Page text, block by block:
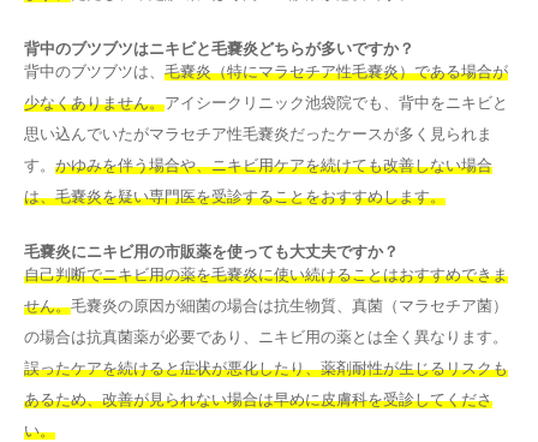
背中のブツブツはニキビと毛嚢炎どちらが多いですか？
背中のブツブツは、 毛嚢炎（特にマラセチア性毛嚢炎）である場合が
少なくありません。アイシークリニック池袋院でも、背中をニキビと
思い込んでいたがマラセチア性毛嚢炎だったケースが多く見られま
す。 かゆみを伴う場合や、ニキビ用ケアを続けても改善しない場合
は、毛嚢炎を疑い専門医を受診することをおすすめします。
毛嚢炎にニキビ用の市販薬を使っても大丈夫ですか？
自己判断でニキビ用の薬を毛嚢炎に使い続けることはおすすめできま
せん。毛嚢炎の原因が細菌の場合は抗生物質、真菌（マラセチア菌）
の場合は抗真菌薬が必要であり、ニキビ用の薬とは全く異なります。
誤ったケアを続けると症状が悪化したり、薬剤耐性が生じるリスクも
あるため、改善が見られない場合は早めに皮膚科を受診してくださ
い。